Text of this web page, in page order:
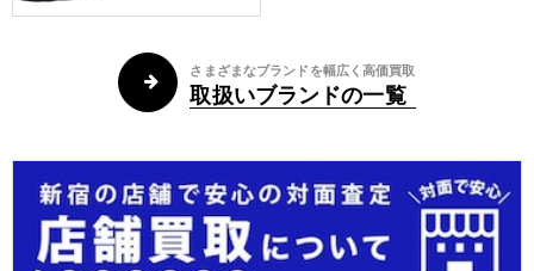
さまざまなブランドを幅広く高価買取
取扱いブランドの一覧